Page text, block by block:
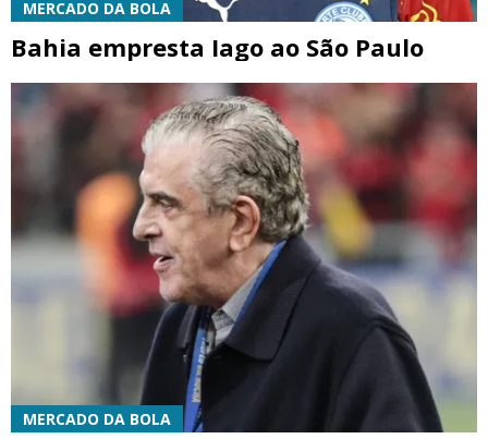
MERCADO DA BOLA
Bahia empresta Iago ao São Paulo
MERCADO DA BOLA